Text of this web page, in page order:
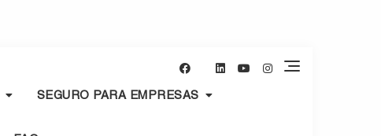
SEGURO PARA EMPRESAS